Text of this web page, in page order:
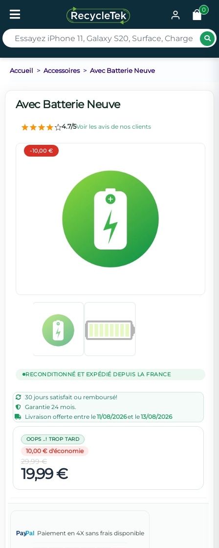
0
Accueil Accessoires Avec Batterie Neuve
Avec Batterie Neuve
4.7/5Voir les avis de nos clients
-10,00 €
RECONDITIONNÉ ET EXPÉDIÉ DEPUIS LA FRANCE
30 jours satisfait ou remboursé!
Garantie 24 mois.
Livraison offerte entre le11/08/2026et le13/08/2026
29,99 €
19,99 €
10,00 € d'économie
OOPS ..! TROP TARD
PayPal Paiement en 4X sans frais disponible